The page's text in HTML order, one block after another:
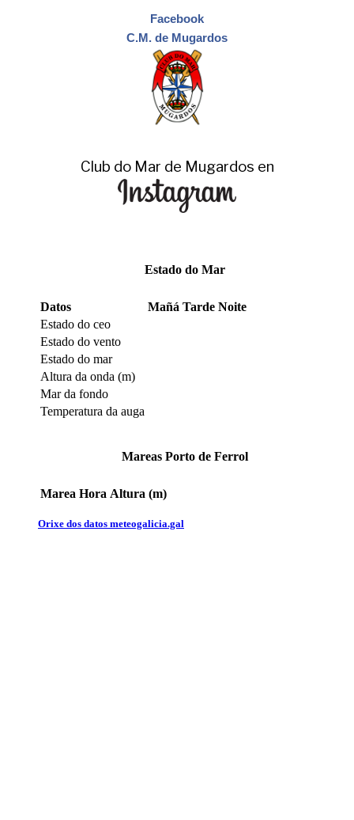
Facebook
C.M. de Mugardos
Club do Mar de Mugardos en